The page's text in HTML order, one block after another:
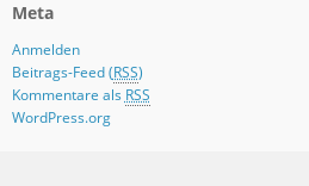
Meta
Anmelden
Beitrags-Feed (RSS)
Kommentare als RSS
WordPress.org